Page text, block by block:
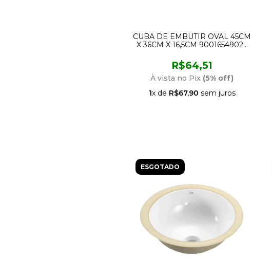
CUBA DE EMBUTIR OVAL 45CM
X 36CM X 16,5CM 90016549026
R$64,51
À vista no Pix (5% off)
1x de R$67,90 sem juros
ESGOTADO